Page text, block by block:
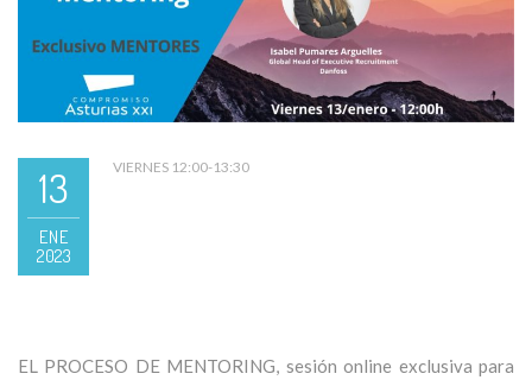
13
ENE
2023
VIERNES 12:00-13:30
EL PROCESO DE MENTORING, sesión online exclusiva para